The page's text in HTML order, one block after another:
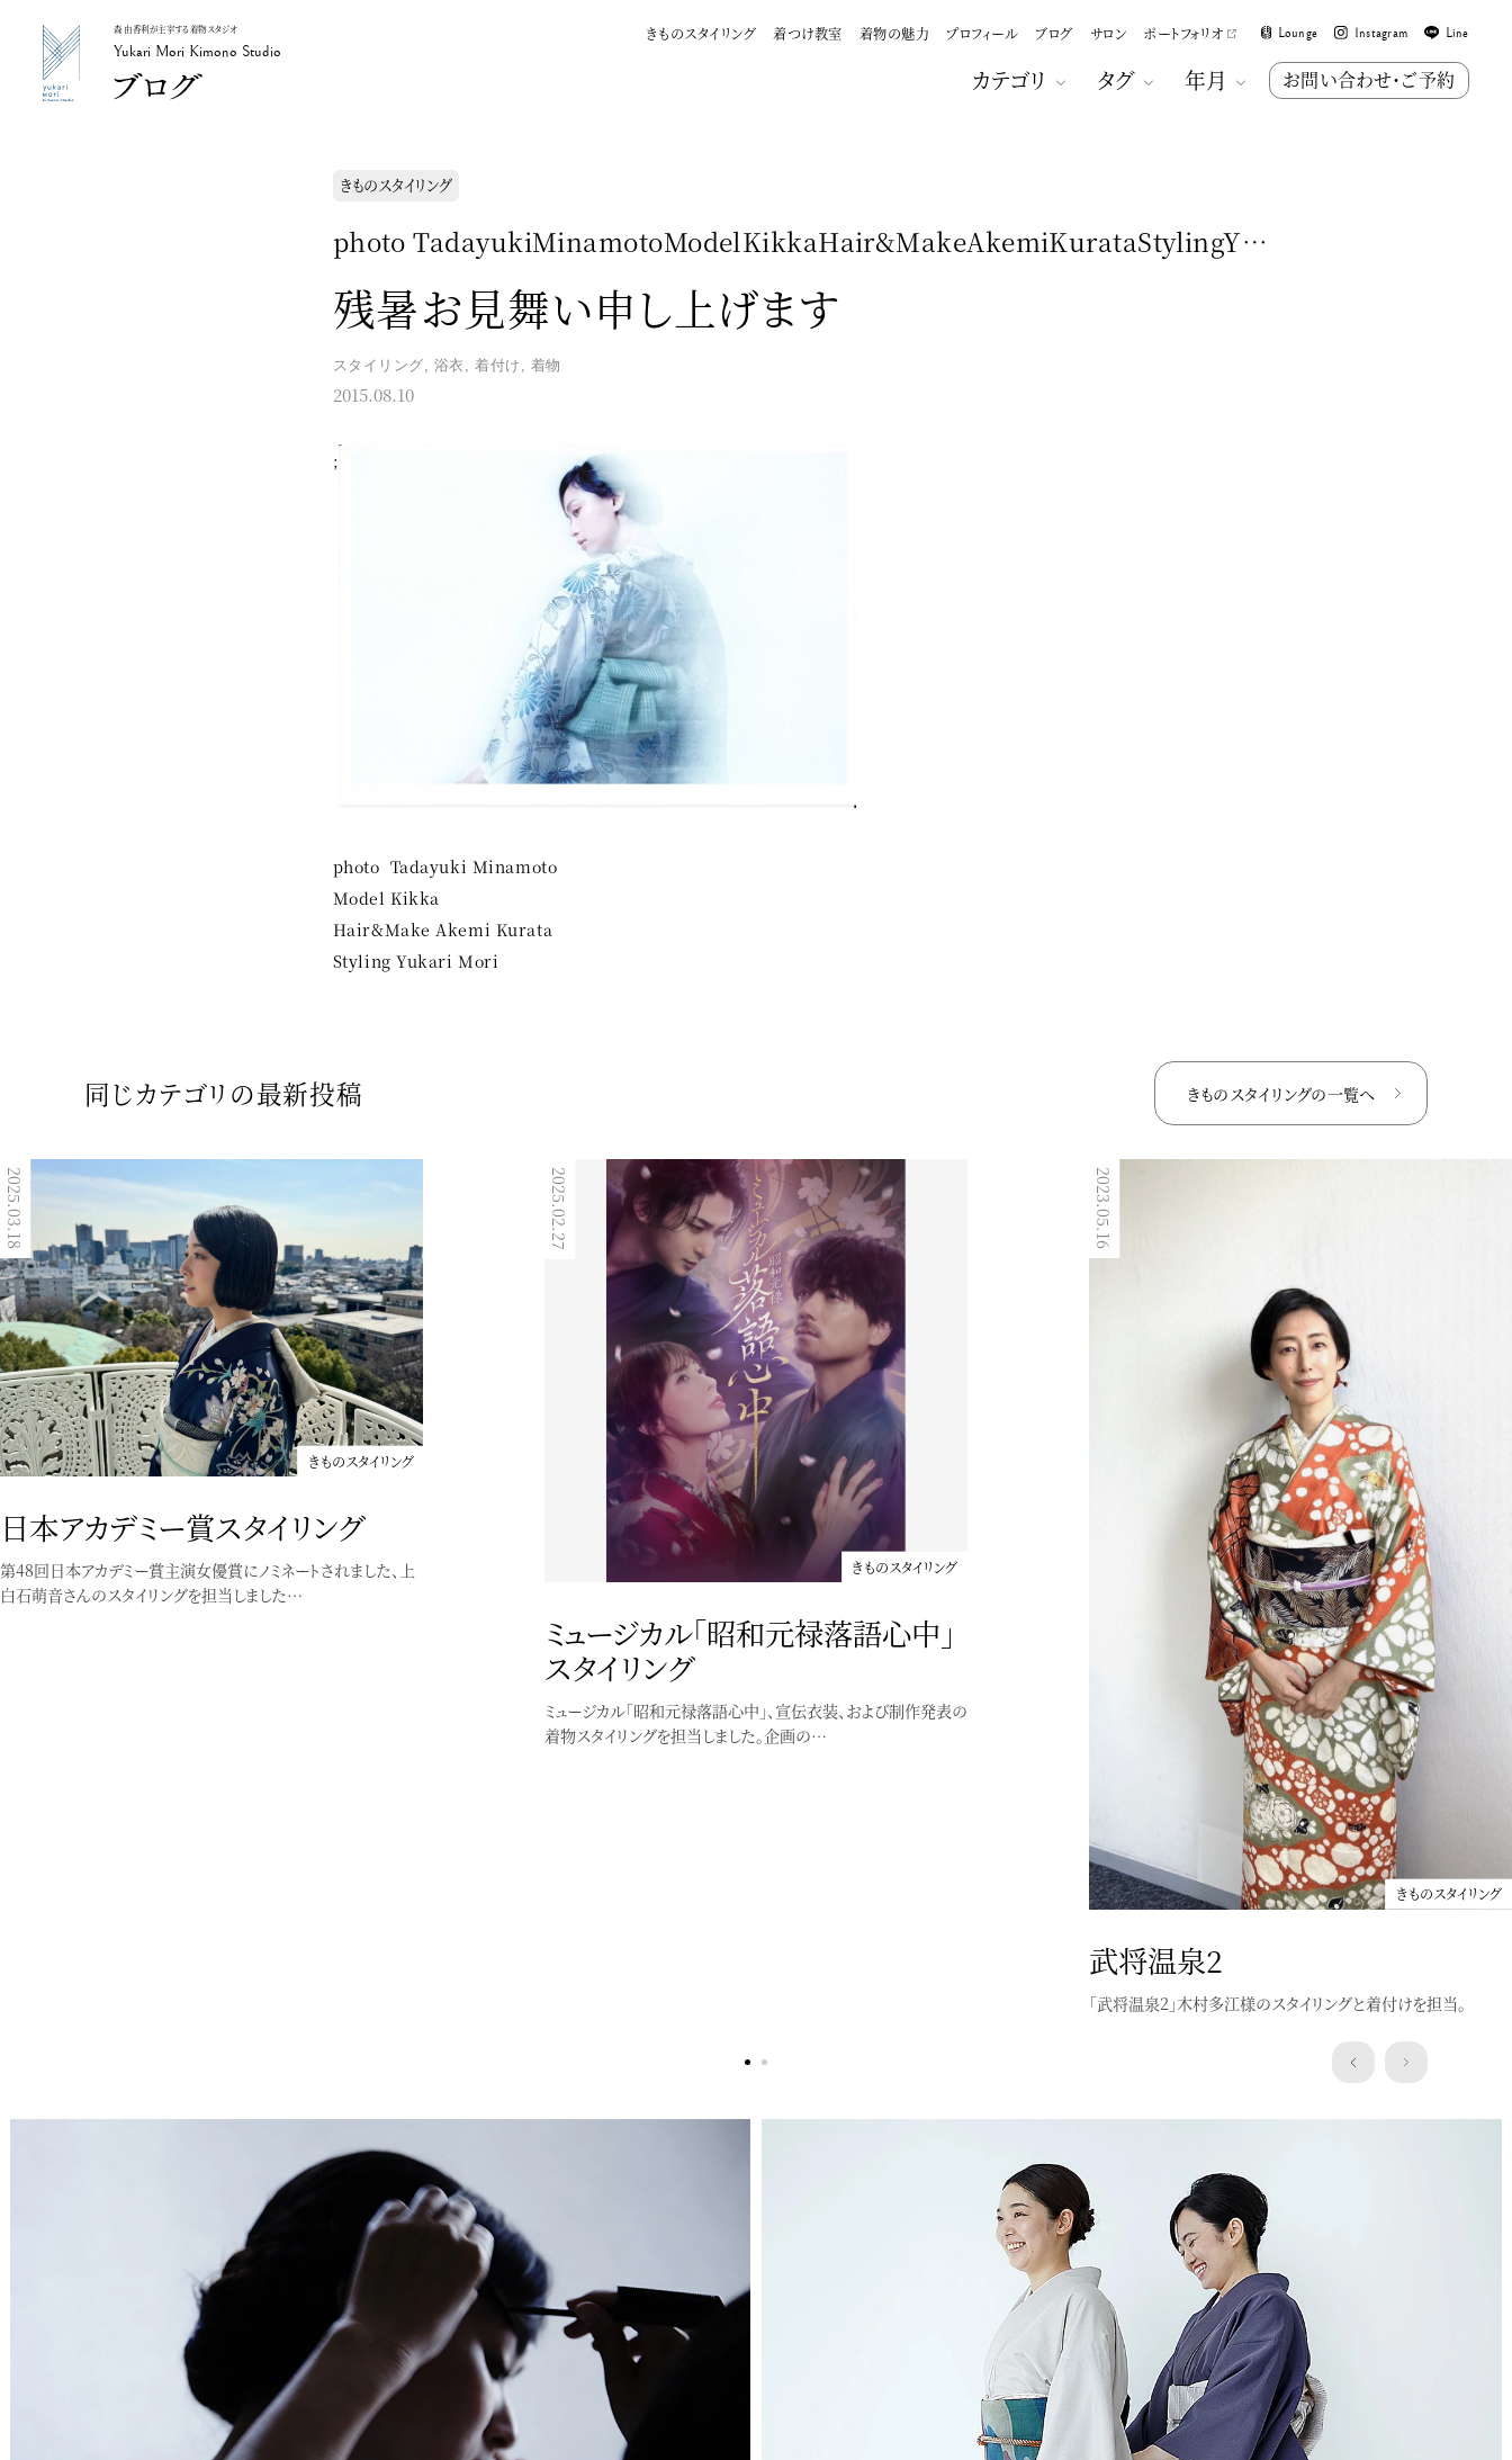
Yukari Mori Kimono Studio
森 由香利が主宰する着物スタジオ
Yukari Mori Kimono Studio
きものスタイリング 着つけ教室 着物の魅力 プロフィール ブログ サロン ポートフォリオ Lounge Instagram Line
カテゴリ タグ 年月 お問い合わせ・ご予約
きものスタイリング
photo TadayukiMinamotoModelKikkaHair&MakeAkemiKurataStylingY…
残暑お見舞い申し上げます
スタイリング, 浴衣 ,着付け , 着物
2015.08.10
;
photo Tadayuki Minamoto
Model Kikka
Hair&Make Akemi Kurata
Styling Yukari Mori
同じカテゴリの最新投稿 きものスタイリングの一覧へ
2025.03.18
きものスタイリング
日本アカデミー賞スタイリング
第48回日本アカデミー賞主演女優賞にノミネートされました、上
白石萌音さんのスタイリングを担当しました…
2025.02.27
きものスタイリング
ミュージカル「昭和元禄落語心中」
スタイリング
ミュージカル「昭和元禄落語心中」、宣伝衣装、および制作発表の
着物スタイリングを担当しました。企画の…
2023.05.16
きものスタイリング
武将温泉2
「武将温泉2」木村多江様のスタイリングと着付けを担当。
2023.04.16 2023.03.19
きものスタイリング
ニベア花王UV TVCM
田中みな実さんが浴衣をお召しの新CMが公開になりました
2023.02.12
最上級の品と艶！和美人メイクが
小田切ヒロさんのHIROBEAUTYCHANNELで着物メイク